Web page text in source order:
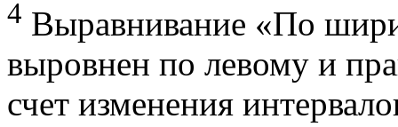
4 Выравнивание «По
выровнен по левому и
счет изменения